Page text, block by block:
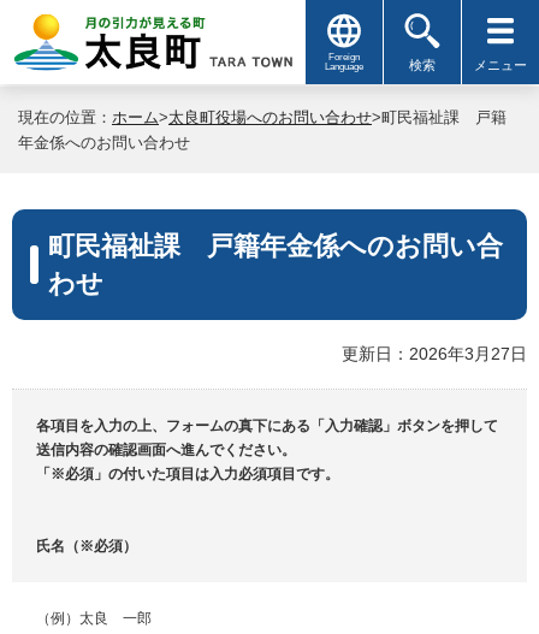
Foreign
Language
検索 メニュー
現在の位置： ホーム>太良町役場へのお問い合わせ>町民福祉課 戸籍
年金係へのお問い合わせ
町民福祉課 戸籍年金係へのお問い合
わせ
更新日：2026年3月27日
各項目を入力の上、フォームの真下にある「入力確認」ボタンを押して
送信内容の確認画面へ進んでください。
「※必須」の付いた項目は入力必須項目です。
氏名（※必須）
（例）太良 一郎